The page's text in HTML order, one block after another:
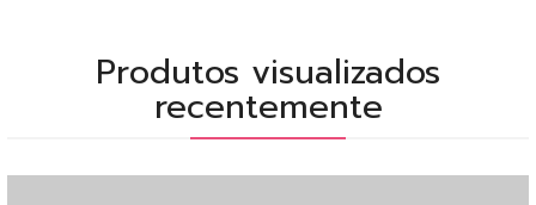
Produtos visualizados
recentemente